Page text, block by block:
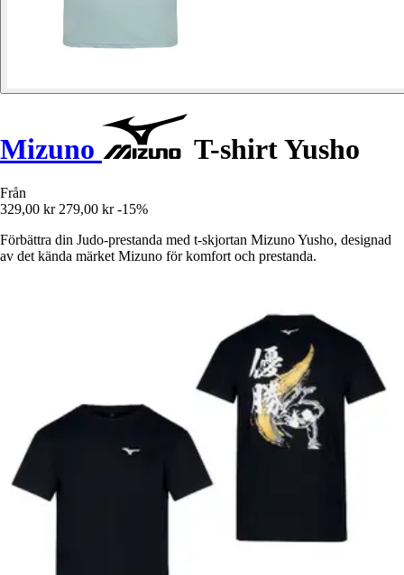
Mizuno T-shirt Yusho
Från
329,00 kr 279,00 kr -15%
Förbättra din Judo-prestanda med t-skjortan Mizuno Yusho, designad
av det kända märket Mizuno för komfort och prestanda.